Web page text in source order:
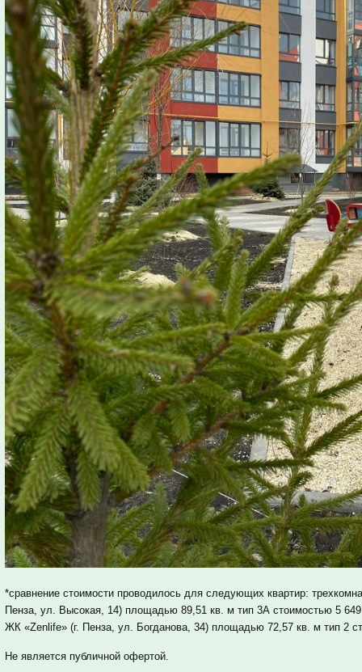
*сравнение стоимости проводилось для следующих квартир:
Пенза, ул. Высокая, 14) площадью 89,51 кв. м тип 3А стоимостью 5 649
ЖК «Zenlife» (г. Пенза, ул. Богданова, 34) площадью 72,57 кв. м тип 2
Не является публичной офертой.